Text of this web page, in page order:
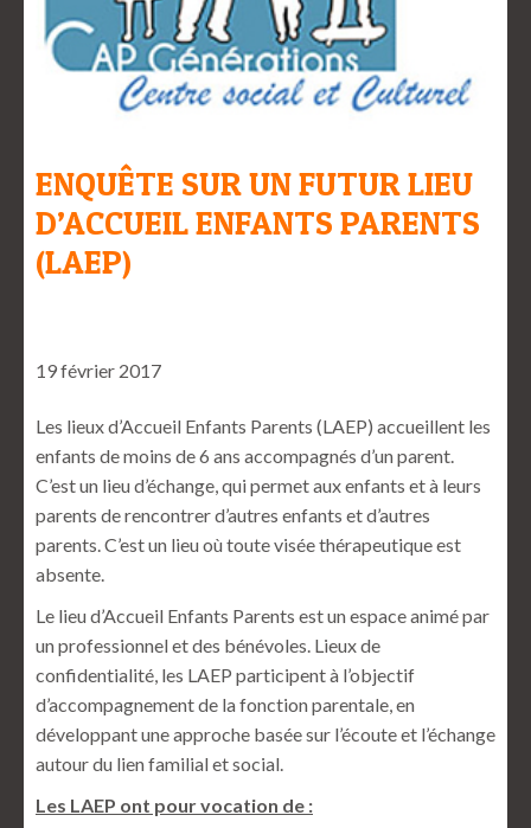
ENQUÊTE SUR UN FUTUR LIEU
D’ACCUEIL ENFANTS PARENTS
(LAEP)
19 février 2017
Les lieux d’Accueil Enfants Parents (LAEP) accueillent les
enfants de moins de 6 ans accompagnés d’un parent.
C’est un lieu d’échange, qui permet aux enfants et à leurs
parents de rencontrer d’autres enfants et d’autres
parents. C’est un lieu où toute visée thérapeutique est
absente.
Le lieu d’Accueil Enfants Parents est un espace animé par
un professionnel et des bénévoles. Lieux de
confidentialité, les LAEP participent à l’objectif
d’accompagnement de la fonction parentale, en
développant une approche basée sur l’écoute et l’échange
autour du lien familial et social.
Les LAEP ont pour vocation de :